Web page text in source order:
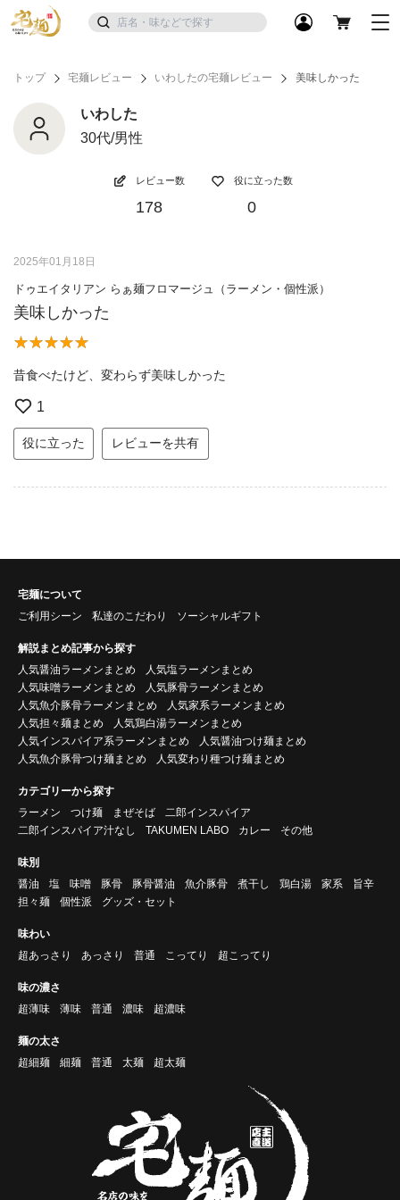
トップ 宅麺レビュー いわしたの宅麺レビュー 美味しかった
いわした
30代/男性
レビュー数
178
役に立った数
0
2025年01月18日
ドゥエイタリアン らぁ麺フロマージュ（ラーメン・個性派）
美味しかった
昔食べたけど、変わらず美味しかった
1
役に立った レビューを共有
宅麺について
ご利用シーン
私達のこだわり ソーシャルギフト
解説まとめ記事から探す
人気醤油ラーメンまとめ
人気塩ラーメンまとめ
人気味噌ラーメンまとめ
人気豚骨ラーメンまとめ
人気魚介豚骨ラーメンまとめ
人気家系ラーメンまとめ
人気担々麺まとめ
人気鶏白湯ラーメンまとめ
人気インスパイア系ラーメンまとめ
人気醤油つけ麺まとめ
人気魚介豚骨つけ麺まとめ
人気変わり種つけ麺まとめ
カテゴリーから探す
ラーメン
つけ麺 まぜそば
二郎インスパイア
二郎インスパイア汁なし
TAKUMEN LABO カレー その他
味別
醤油
塩 味噌 豚骨 豚骨醤油 魚介豚骨 煮干し 鶏白湯 家系
旨辛
担々麺
個性派 グッズ・セット
味わい
超あっさり
あっさり 普通 こってり 超こってり
味の濃さ
超薄味
薄味 普通 濃味 超濃味
麺の太さ
超細麺
細麺 普通 太麺 超太麺